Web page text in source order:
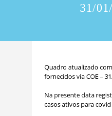
31/
Quadro atualizado
fornecidos via COE –
Na presente data
casos ativos para